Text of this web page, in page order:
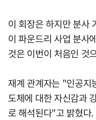
이 회장은 하지만 분사
이 파운드리 사업 분사
것은 이번이 처음인 것
재계 관계자는 "인공지
도체에 대한 자신감과
로 해석된다"고 밝혔다.